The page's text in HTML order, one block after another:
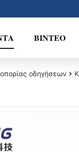
ΒΊΝΤΕΟ
οδηγήσεων